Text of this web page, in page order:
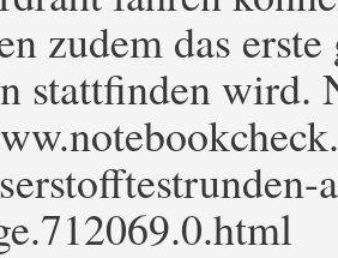
zudem das
stattfinden wird.